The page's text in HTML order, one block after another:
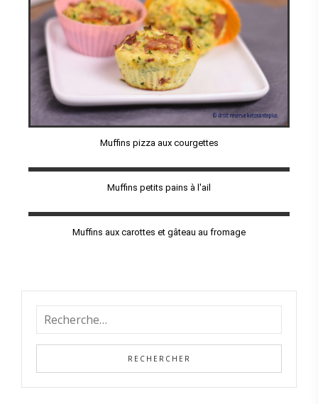
Muffins pizza aux courgettes
Muffins petits pains à l'ail
Muffins aux carottes et gâteau au fromage